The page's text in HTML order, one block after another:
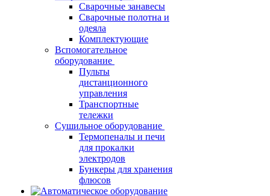
Сварочные занавесы
Сварочные полотна и
одеяла
Комплектующие
Вспомогательное
оборудование
Пульты
дистанционного
управления
Транспортные
тележки
Сушильное оборудование
Термопеналы и печи
для прокалки
электродов
Бункеры для хранения
флюсов